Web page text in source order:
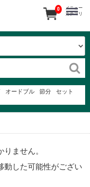
オードブル 節分
セット
l%C3%A0
b%E1%BB%87nh
0
メニュー
カテゴリ
ません。
動した可能性がござい